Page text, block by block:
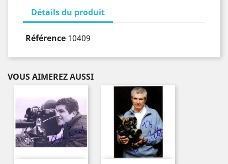
Détails du produit
Référence 10409
VOUS AIMEREZ AUSSI